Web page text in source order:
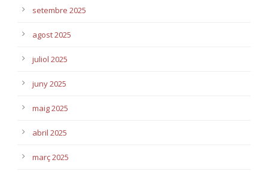
setembre 2025
agost 2025
juliol 2025
juny 2025
maig 2025
abril 2025
març 2025